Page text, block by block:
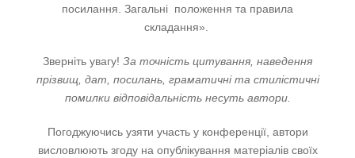
посилання. Загальні положення та правила
складання».
Зверніть увагу! За точність цитування, наведення
прізвищ, дат, посилань, граматичні та стилістичні
помилки відповідальність несуть автори.
Погоджуючись узяти участь у конференції, автори
висловлюють згоду на опублікування матеріалів своїх